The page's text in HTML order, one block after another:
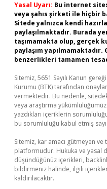
Yasal Uyarı: Bu internet
veya şahıs şirketi ile hiçbir
Sitede yalnızca kendi
paylaşılmaktadır. Burada
taşımamakta olup, gerçek
paylaşım
benzerlikleri tamamen
Sitemiz, 5651 Sayılı Kanun
Kurumu (BTK) tarafından
vermektedir. Bu nedenle,
veya araştırma
yazdıkları içeriklerin
bu sorumluluğu kabul etmiş
Sitemiz, kar amacı gütmeyen
platformudur. Hukuka ve yasal
düşündüğünüz içerikleri,
bildirmeniz halinde, ilgili
kaldırılacaktır.